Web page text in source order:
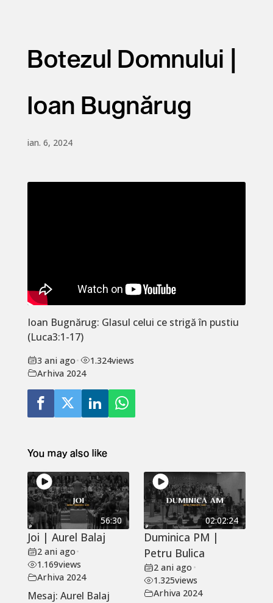
Botezul Domnului |
Ioan Bugnărug
ian. 6, 2024
Ioan Bugnărug: Glasul celui ce strigă în pustiu
(Luca3:1-17)
3 ani ago• 1.324views
Arhiva 2024
You may also like
56:30
Joi | Aurel Balaj
2 ani ago•
1.169views
Arhiva 2024
Mesaj: Aurel Balaj
02:02:24
Duminica PM |
Petru Bulica
2 ani ago •
1.325views
Arhiva 2024